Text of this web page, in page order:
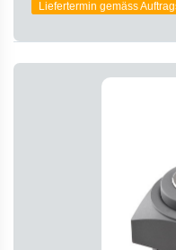
Liefertermin gemäss